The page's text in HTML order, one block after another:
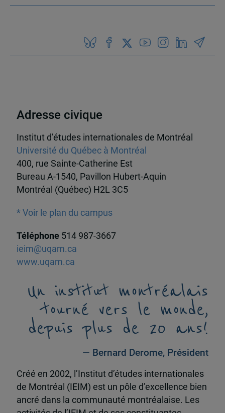
Adresse civique
Institut d’études internationales de Montréal
Université du Québec à Montréal
400, rue Sainte-Catherine Est
Bureau A-1540, Pavillon Hubert-Aquin
Montréal (Québec) H2L 3C5
* Voir le plan du campus
Téléphone 514 987-3667
ieim@uqam.ca
www.uqam.ca
Un institut montréalais
tourné vers le monde,
depuis plus de 20 ans!
— Bernard Derome, Président
Créé en 2002, l’Institut d’études internationales
de Montréal (IEIM) est un pôle d’excellence bien
ancré dans la communauté montréalaise. Les